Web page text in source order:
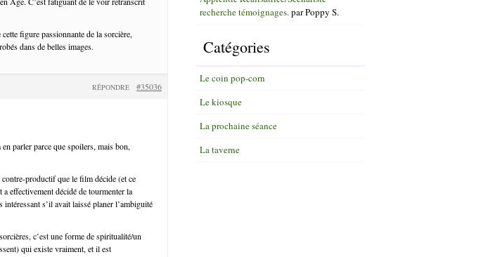
figure passionnante de la sorcière,
dans de belles images.
#35036
RÉPONDRE
parler parce que spoilers, mais bon,
productif que le film décide (et ce
effectivement décidé de tourmenter la
s’il avait laissé planer l’ambiguité
c’est une forme de spiritualité/un
qui existe vraiment, et il est
recherche témoignages. parPoppy S.
Catégories
Le coin pop-corn
Le kiosque
La prochaine séance
La taverne